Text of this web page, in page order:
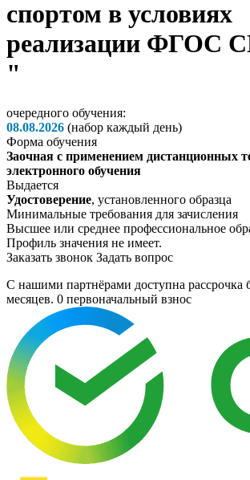
спортом в условиях
реализации ФГОС
"
очередного обучения:
08.08.2026 (набор каждый день)
Форма обучения
Заочная с применением дистанционных
электронного обучения
Выдается
Удостоверение, установленного образца
Минимальные требования для зачисления
Высшее или среднее профессиональное
Профиль значения не имеет.
Заказать звонок Задать вопрос
C нашими партнёрами доступна рассрочка
месяцев. 0 первоначальный взнос